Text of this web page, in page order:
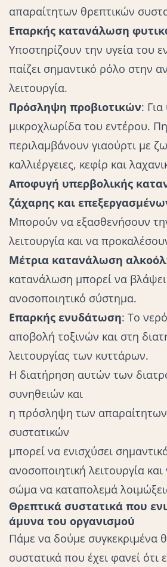
απαραίτητων θρεπτικών
Επαρκής κατανάλωση
Υποστηρίζουν την υγεία του
παίζει σημαντικό ρόλο στην
λειτουργία.
Πρόσληψη προβιοτικών: Για
μικροχλωρίδα του εντέρου.
περιλαμβάνουν γιαούρτι με
καλλιέργειες, κεφίρ και
Αποφυγή υπερβολικής
ζάχαρης και
Μπορούν να εξασθενήσουν
λειτουργία και να
Μέτρια κατανάλωση αλκοόλ
κατανάλωση μπορεί να
ανοσοποιητικό σύστημα.
Επαρκής ενυδάτωση: Το
αποβολή τοξινών και στη
λειτουργίας των κυττάρων.
Η διατήρηση αυτών των
συνηθειών και
η πρόσληψη των
συστατικών
μπορεί να ενισχύσει
ανοσοποιητική λειτουργία
σώμα να καταπολεμά
Θρεπτικά συστατικά που
άμυνα του οργανισμού
Πάμε να δούμε συγκεκριμένα
συστατικά που έχει φανεί ότι